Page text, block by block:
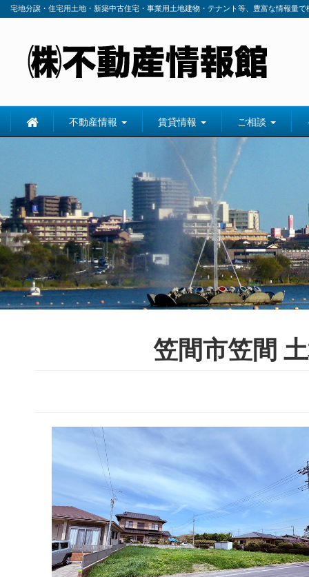
宅地分譲・住宅用土地・新築中古住宅・事業用土地建物・テナント等、豊富な情報量
不動産情報 賃貸情報 ご相談
笠間市笠間